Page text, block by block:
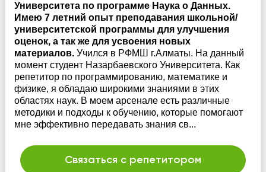
Университета по программе Наука о Данных.
Имею 7 летний опыт преподавания школьной/
университетской программы для улучшения
оценок, а так же для усвоения новых
материалов. Учился в РФМШ г.Алматы. На данный
момент студент Назарбаевского Университета. Как
репетитор по программированию, математике и
физике, я обладаю широкими знаниями в этих
областях наук. В моем арсенале есть различные
методики и подходы к обучению, которые помогают
мне эффективно передавать знания св...
Связаться с репетитором